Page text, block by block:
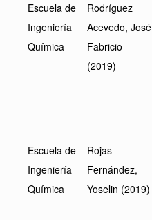
Escuela de
Ingeniería
Química
Rodríguez
Acevedo, José
Fabricio
(2019)
Escuela de
Ingeniería
Química
Rojas
Fernández,
Yoselin (2019)